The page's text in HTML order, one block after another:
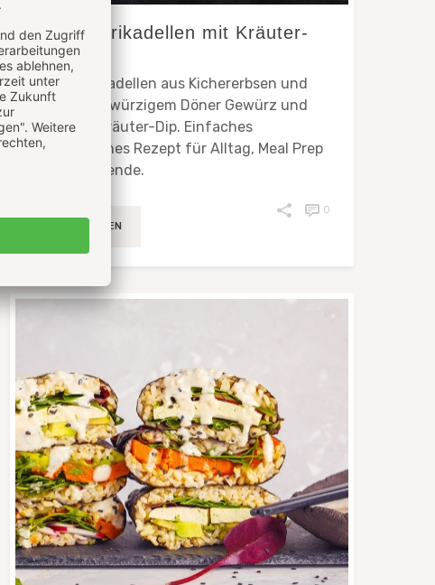
Veggie Frikadellen mit Kräuter-
Dip
Veggie Frikadellen aus Kichererbsen und
Erbsen mit würzigem Döner Gewürz und
frischem Kräuter-Dip. Einfaches
vegetarisches Rezept für Alltag, Meal Prep
und Grillabende.
WEITERLESEN
0